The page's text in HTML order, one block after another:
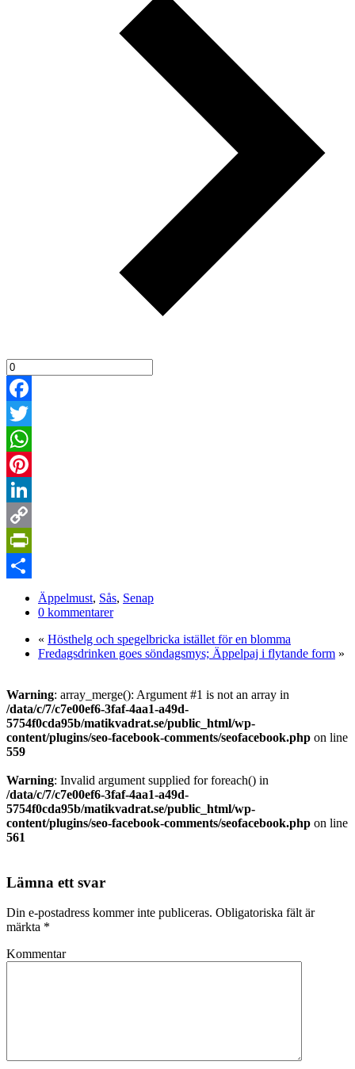
Facebook
Twitter
WhatsApp
Pinterest
LinkedIn
Copy
Link
PrintFriendly
Äppelmust, Sås, Senap
0 kommentarer
« Hösthelg och spegelbricka istället för en blomma
Fredagsdrinken goes söndagsmys; Äppelpaj i flytande form »
Warning: array_merge(): Argument #1 is not an array in
/data/c/7/c7e00ef6-3faf-4aa1-a49d-
5754f0cda95b/matikvadrat.se/public_html/wp-
content/plugins/seo-facebook-comments/seofacebook.php on line
559
Warning: Invalid argument supplied for foreach() in
/data/c/7/c7e00ef6-3faf-4aa1-a49d-
5754f0cda95b/matikvadrat.se/public_html/wp-
content/plugins/seo-facebook-comments/seofacebook.php on line
561
Lämna ett svar
Din e-postadress kommer inte publiceras. Obligatoriska fält är
märkta *
Kommentar